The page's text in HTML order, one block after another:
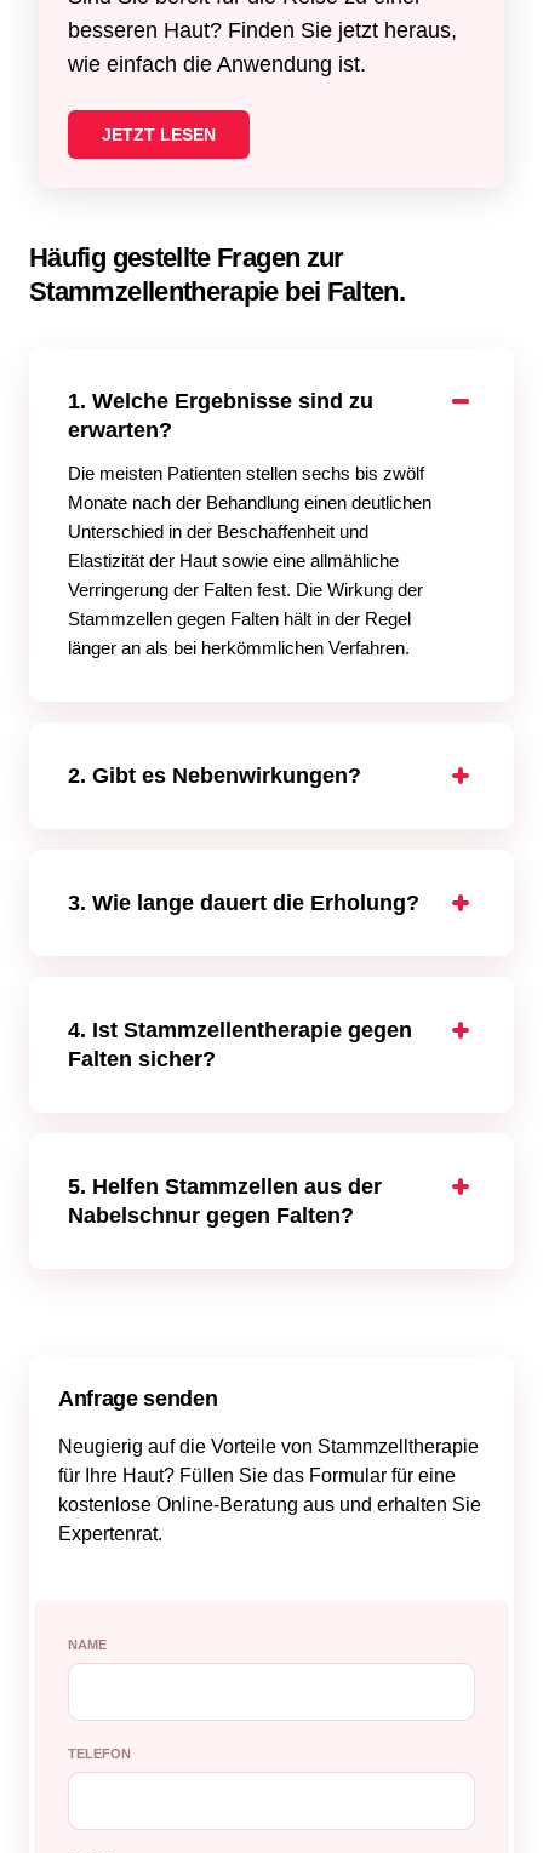
besseren Haut? Finden Sie jetzt heraus,
wie einfach die Anwendung ist.
JETZT LESEN
Häufig gestellte Fragen zur
Stammzellentherapie bei Falten.
1. Welche Ergebnisse sind zu
erwarten?
Die meisten Patienten stellen sechs bis zwölf
Monate nach der Behandlung einen deutlichen
Unterschied in der Beschaffenheit und
Elastizität der Haut sowie eine allmähliche
Verringerung der Falten fest. Die Wirkung der
Stammzellen gegen Falten hält in der Regel
länger an als bei herkömmlichen Verfahren.
2. Gibt es Nebenwirkungen?
Schwellungen, Blutergüsse und Rötungen an
den Injektionsstellen und leichtes Unwohlsein
3. Wie lange dauert die Erholung?
nachgehen. Bei einigen Patienten können
vorübergehende Schmerzen oder
4. Ist Stammzellentherapie gegen
Falten sicher?
Außerdem führen die Ärzte eine Nachsorge
durch, um die Fortschritte und Genesung des
Patienten zu überwachen.
5. Helfen Stammzellen aus der
Nabelschnur gegen Falten?
Stammzellen für die Behandlung von
das Potenzial, die Hautalterung zu
verlangsamen, indem sie die
Kollagenproduktion anregen, die Hautdicke
erhöhen und ihre Struktur glätten.
Anfrage senden
Neugierig auf die Vorteile von Stammzelltherapie
für Ihre Haut? Füllen Sie das Formular für eine
kostenlose Online-Beratung aus und erhalten Sie
Expertenrat.
NAME
TELEFON